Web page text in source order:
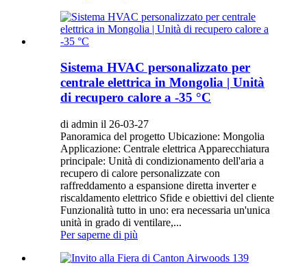
Sistema HVAC personalizzato per
centrale elettrica in Mongolia | Unità
di recupero calore a -35 °C
di admin il 26-03-27
Panoramica del progetto Ubicazione: Mongolia
Applicazione: Centrale elettrica Apparecchiatura
principale: Unità di condizionamento dell'aria a
recupero di calore personalizzate con
raffreddamento a espansione diretta inverter e
riscaldamento elettrico Sfide e obiettivi del cliente
Funzionalità tutto in uno: era necessaria un'unica
unità in grado di ventilare,...
Per saperne di più